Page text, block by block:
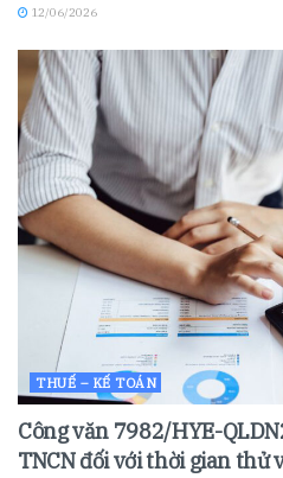
12/06/2026
THUẾ – KẾ TOÁN
Công văn 7982/HYE-
TNCN đối với thời gian thử